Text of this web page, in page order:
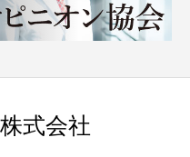
式会社